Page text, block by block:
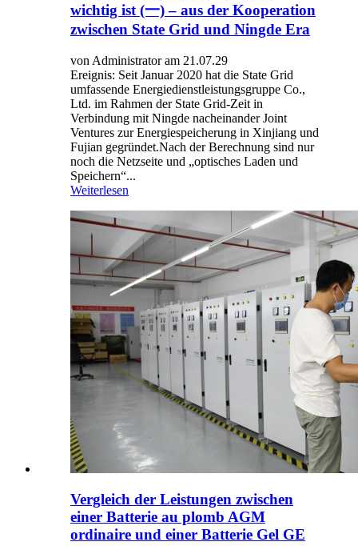
wichtig ist (一) – aus der Kooperation
zwischen State Grid und Ningde Era
von Administrator am 21.07.29
Ereignis: Seit Januar 2020 hat die State Grid
umfassende Energiedienstleistungsgruppe Co.,
Ltd. im Rahmen der State Grid-Zeit in
Verbindung mit Ningde nacheinander Joint
Ventures zur Energiespeicherung in Xinjiang und
Fujian gegründet.Nach der Berechnung sind nur
noch die Netzseite und „optisches Laden und
Speichern“...
Weiterlesen
Vergleich der Leistungen zwischen
einer Batterie au plomb AGM
ordinaire und einer Batterie Gel GE